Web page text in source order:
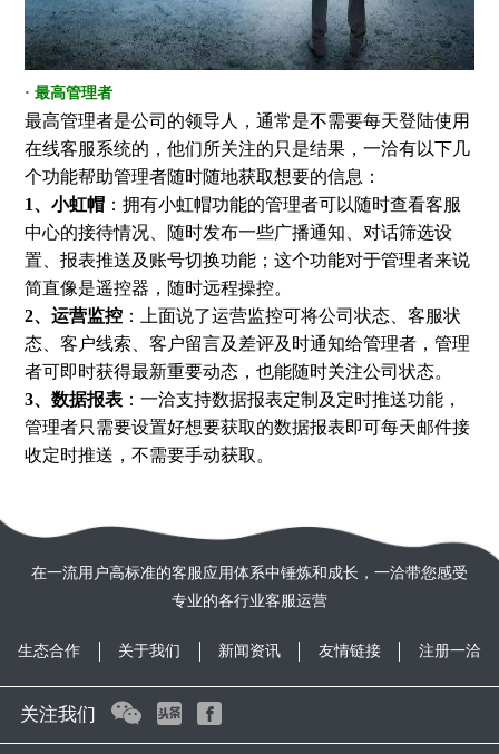
· 最高管理者
最高管理者是公司的领导人，通常是不需要每天登陆使用
在线客服系统的，他们所关注的只是结果，一洽有以下几
个功能帮助管理者随时随地获取想要的信息：
1、小虹帽 ：拥有小虹帽功能的管理者可以随时查看客服
中心的接待情况、随时发布一些广播通知、对话筛选设
置、报表推送及账号切换功能；这个功能对于管理者来说
简直像是遥控器，随时远程操控。
2、运营监控 ：上面说了运营监控可将公司状态、客服状
态、客户线索、客户留言及差评及时通知给管理者，管理
者可即时获得最新重要动态，也能随时关注公司状态。
3、数据报表 ：一洽支持数据报表定制及定时推送功能，
管理者只需要设置好想要获取的数据报表即可每天邮件接
收定时推送，不需要手动获取。
在一流用户高标准的客服应用体系中锤炼和成长，一洽带您感受
专业的各行业客服运营
生态合作 关于我们 新闻资讯 友情链接 注册一洽
关注我们